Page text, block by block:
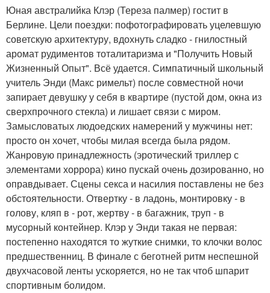
Юная австралийка Клэр (Тереза палмер) гостит в
Берлине. Цели поездки: пофотографировать уцелевшую
советскую архитектуру, вдохнуть сладко - гнилостный
аромат рудиментов тоталитаризма и "Получить Новый
Жизненный Опыт". Всё удается. Симпатичный школьный
учитель Энди (Макс римельт) после совместной ночи
запирает девушку у себя в квартире (пустой дом, окна из
сверхпрочного стекла) и лишает связи с миром.
Замысловатых людоедских намерений у мужчины нет:
просто он хочет, чтобы милая всегда была рядом.
Жанровую принадлежность (эротический триллер с
элементами хоррора) кино пускай очень дозированно, но
оправдывает. Сцены секса и насилия поставлены не без
обстоятельности. Отвертку - в ладонь, монтировку - в
голову, кляп в - рот, жертву - в багажник, труп - в
мусорный контейнер. Клэр у Энди такая не первая:
постепенно находятся то жуткие снимки, то клочки волос
предшественниц. В финале с беготней ритм неспешной
двухчасовой ленты ускоряется, но не так чтоб шпарит
спортивным болидом.